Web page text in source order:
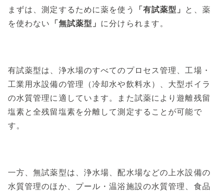
まずは、測定するために薬を使う 「有試薬型」 と、薬
を使わない 「無試薬型」 に分けられます。
有試薬型は、浄水場のすべてのプロセス管理、工場・
工業用水設備の管理（冷却水や飲料水）、大型ボイラ
の水質管理に適しています。また試薬により遊離残留
塩素と全残留塩素を分離して測定することが可能で
す。
一方、無試薬型は、浄水場、配水場などの上水設備の
水質管理のほか、プール・温浴施設の水質管理、食品